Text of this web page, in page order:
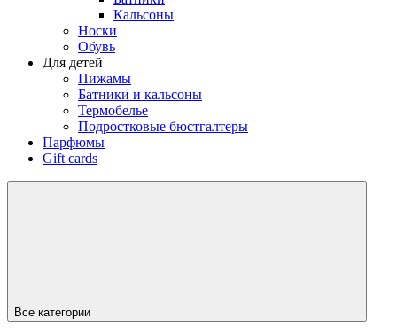
Кальсоны
Носки
Обувь
Для детей
Пижамы
Батники и кальсоны
Термобелье
Подростковые бюстгалтеры
Парфюмы
Gift cards
Все категории